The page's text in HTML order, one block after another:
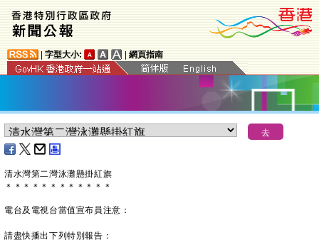
字型大小: 網頁指南
​清水灣第二灣泳灘懸掛紅旗
＊ ＊ ＊ ＊ ＊ ＊ ＊ ＊ ＊ ＊ ＊ ＊
電台及電視台當值宣布員注意：
請盡快播出下列特別報告：